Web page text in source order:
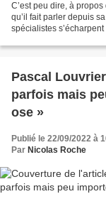
C’est peu dire, à
qu’il fait parler depuis
spécialistes
Pascal
parfois mais
ose »
Publié le 22/09/2022 à
Par Nicolas Roche